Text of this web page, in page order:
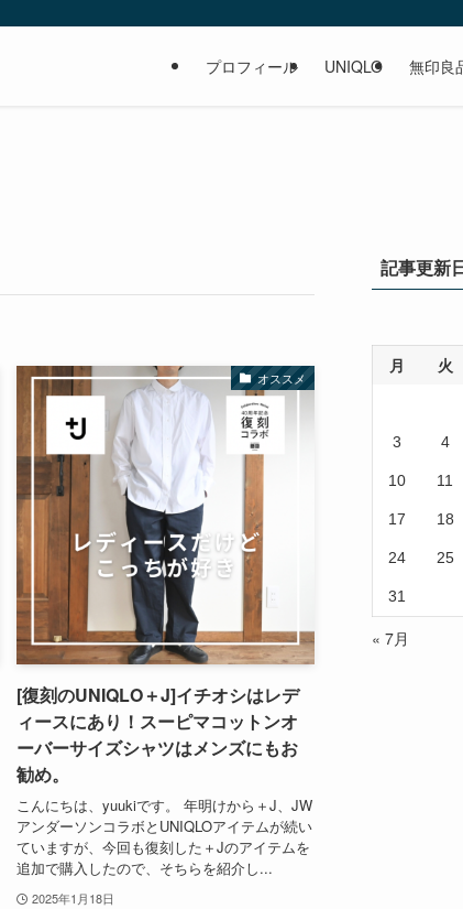
プロフィール UNIQLO 無印良
オススメ
[復刻のUNIQLO＋J]イチオシはレデ
ィースにあり！スーピマコットンオ
ーバーサイズシャツはメンズにもお
勧め。
こんにちは、yuukiです。 年明けから＋J、JW
アンダーソンコラボとUNIQLOアイテムが続い
ていますが、今回も復刻した＋Jのアイテムを
追加で購入したので、そちらを紹介し...
2025年1月18日
記事更新
月 火
3 4
10 11
17 18
24 25
31
« 7月